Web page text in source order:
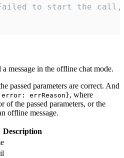
to start the
message in the offline chat mode.
passed parameters are correct. And
errReason}, where
of the passed parameters, or the
offline message.
Description